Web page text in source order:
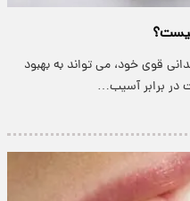
قوی خود، می تواند به بهبود
در برابر آسیب…